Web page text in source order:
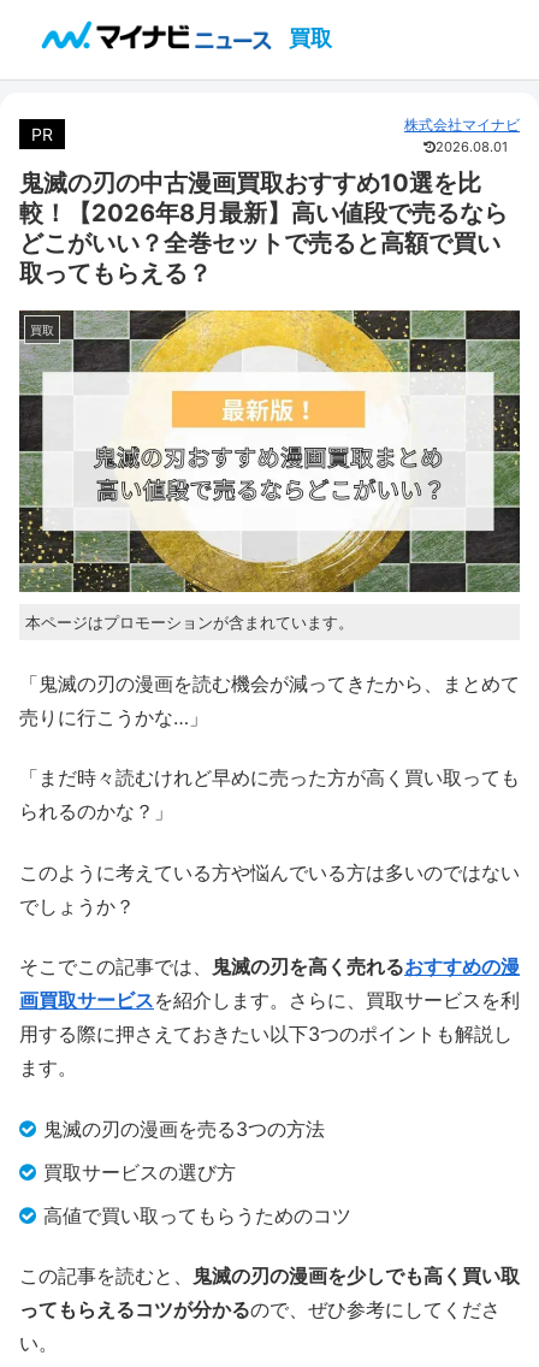
買取
PR 株式会社マイナビ
2026.08.01
鬼滅の刃の中古漫画買取おすすめ10選を比
較！【2026年8月最新】高い値段で売るなら
どこがいい？全巻セットで売ると高額で買い
取ってもらえる？
買取
本ページはプロモーションが含まれています。
「鬼滅の刃の漫画を読む機会が減ってきたから、まとめて
売りに行こうかな…」
「まだ時々読むけれど早めに売った方が高く買い取っても
られるのかな？」
このように考えている方や悩んでいる方は多いのではない
でしょうか？
そこでこの記事では、 鬼滅の刃を高く売れるおすすめの漫
画買取サービスを紹介します。さらに、買取サービスを利
用する際に押さえておきたい以下3つのポイントも解説し
ます。
鬼滅の刃の漫画を売る3つの方法
買取サービスの選び方
高値で買い取ってもらうためのコツ
この記事を読むと、 鬼滅の刃の漫画を少しでも高く買い取
ってもらえるコツが分かるので、ぜひ参考にしてくださ
い。